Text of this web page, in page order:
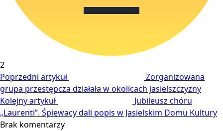
2
Poprzedni artykuł
Zorganizowana
grupa przestępcza działała w okolicach jasielszczyzny
Kolejny artykuł
Jubileusz chóru
„Laurenti”. Śpiewacy dali popis w Jasielskim Domu Kultury
Brak komentarzy